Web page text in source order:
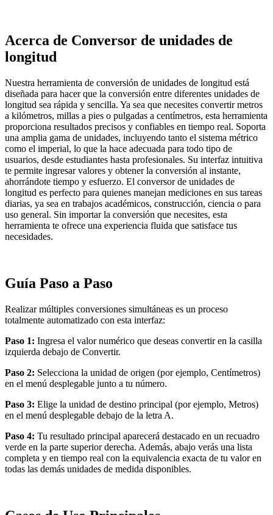
Acerca de Conversor de unidades de
longitud
Nuestra herramienta de conversión de unidades de longitud está
diseñada para hacer que la conversión entre diferentes unidades de
longitud sea rápida y sencilla. Ya sea que necesites convertir metros
a kilómetros, millas a pies o pulgadas a centímetros, esta herramienta
proporciona resultados precisos y confiables en tiempo real. Soporta
una amplia gama de unidades, incluyendo tanto el sistema métrico
como el imperial, lo que la hace adecuada para todo tipo de
usuarios, desde estudiantes hasta profesionales. Su interfaz intuitiva
te permite ingresar valores y obtener la conversión al instante,
ahorrándote tiempo y esfuerzo. El conversor de unidades de
longitud es perfecto para quienes manejan mediciones en sus tareas
diarias, ya sea en trabajos académicos, construcción, ciencia o para
uso general. Sin importar la conversión que necesites, esta
herramienta te ofrece una experiencia fluida que satisface tus
necesidades.
Guía Paso a Paso
Realizar múltiples conversiones simultáneas es un proceso
totalmente automatizado con esta interfaz:
Paso 1: Ingresa el valor numérico que deseas convertir en la casilla
izquierda debajo de Convertir.
Paso 2: Selecciona la unidad de origen (por ejemplo, Centímetros)
en el menú desplegable junto a tu número.
Paso 3: Elige la unidad de destino principal (por ejemplo, Metros)
en el menú desplegable debajo de la letra A.
Paso 4: Tu resultado principal aparecerá destacado en un recuadro
verde en la parte superior derecha. Además, abajo verás una lista
completa y en tiempo real con la equivalencia exacta de tu valor en
todas las demás unidades de medida disponibles.